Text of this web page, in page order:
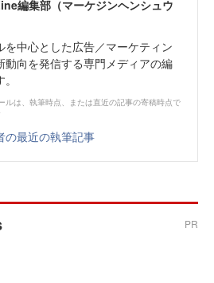
編集部（マーケジンヘンシュウ
を中心とした広告／マーケティン
動向を発信する専門メディアの編
ルは、執筆時点、または直近の記事の寄稿時点で
の最近の執筆記事
PR